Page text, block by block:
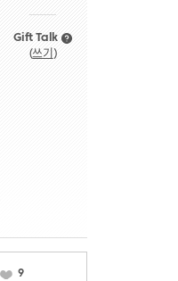
Gift Talk
(쓰기 )
9